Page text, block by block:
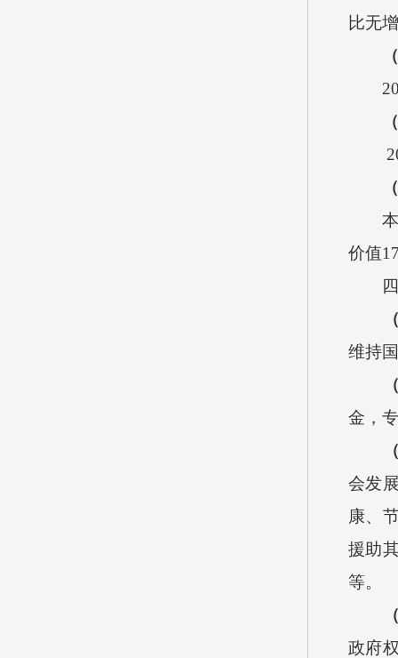
比无
价值
维持
金，
会发
康、
援助
等。
政府